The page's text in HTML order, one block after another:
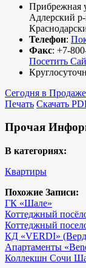
Прибрежная
Адлерский
Телефон:
Факс: +7-
Посетить
Сегодня в Продаже
Печать Скачать
Прочая
В категориях:
Квартиры
Похожие Записи:
ГК «Шале»
Коттеджный
Коттеджный
КД «VERDI»
Апартаменты
Коллекшн Сочи